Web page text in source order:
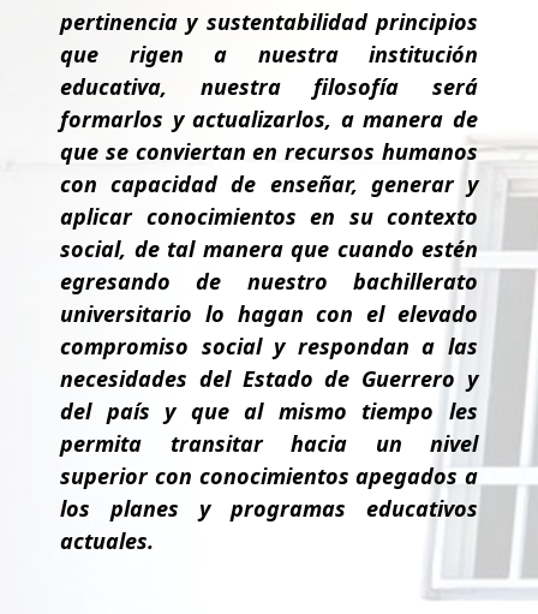
pertinencia y sustentabilidad principios
que rigen a nuestra institución
educativa, nuestra filosofía será
formarlos y actualizarlos, a manera de
que se conviertan en recursos humanos
con capacidad de enseñar, generar y
aplicar conocimientos en su contexto
social, de tal manera que cuando estén
egresando de nuestro bachillerato
universitario lo hagan con el elevado
compromiso social y respondan a las
necesidades del Estado de Guerrero y
del país y que al mismo tiempo les
permita transitar hacia un nivel
superior con conocimientos apegados a
los planes y programas educativos
actuales.